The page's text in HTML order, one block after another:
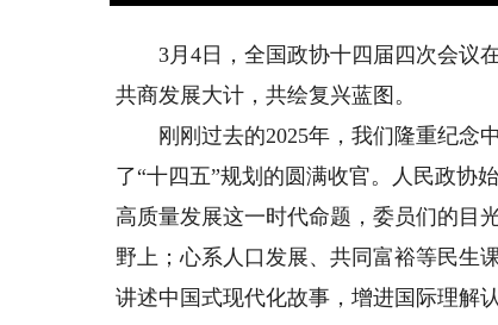
3月4日，全国政协十四届四次会议在
共商发展大计，共绘复兴蓝图。
刚刚过去的2025年，我们隆重纪念中
了“十四五”规划的圆满收官。人民政协
高质量发展这一时代命题，委员们的目
野上；心系人口发展、共同富裕等民生
讲述中国式现代化故事，增进国际理解